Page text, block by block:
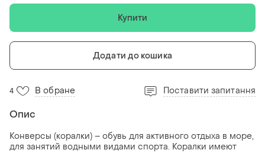
Купити
Додати до кошика
4 В обране Поставити запитання
Опис
Конверсы (коралки) – обувь для активного отдыха в море,
для занятий водными видами спорта. Коралки имеют